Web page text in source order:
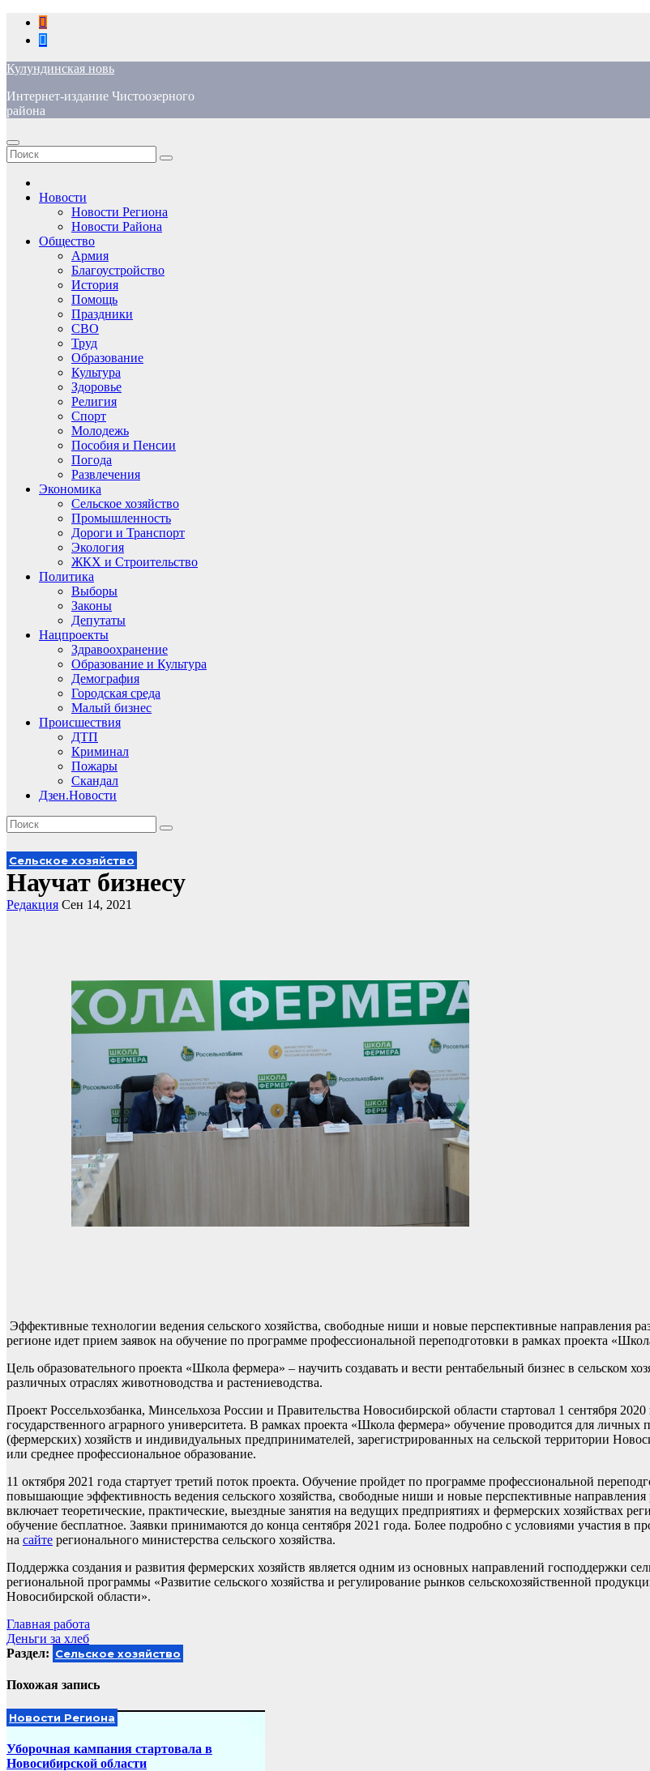
Перейти
содержимому
Кулундинская новь
Интернет-издание Чистоозерного
района
Новости
Новости Региона
Новости Района
Общество
Армия
Благоустройство
История
Помощь
Праздники
СВО
Труд
Образование
Культура
Здоровье
Религия
Спорт
Молодежь
Пособия и Пенсии
Погода
Развлечения
Экономика
Сельское хозяйство
Промышленность
Дороги и Транспорт
Экология
ЖКХ и Строительство
Политика
Выборы
Законы
Депутаты
Нацпроекты
Здравоохранение
Образование и Культура
Демография
Городская среда
Малый бизнес
Происшествия
ДТП
Криминал
Пожары
Скандал
Дзен.Новости
Сельское хозяйство
Научат бизнесу
Редакция Сен 14, 2021
Эффективные технологии ведения сельского хозяйства, свободные ниши и новые перспективные направления
регионе идет прием заявок на обучение по программе профессиональной переподготовки в рамках проекта
Цель образовательного проекта «Школа фермера» – научить создавать и вести рентабельный бизнес в сельском
различных отраслях животноводства и растениеводства.
Проект Россельхозбанка, Минсельхоза России и Правительства Новосибирской области стартовал 1 сентября
государственного аграрного университета. В рамках проекта «Школа фермера» обучение проводится для личных
(фермерских) хозяйств и индивидуальных предпринимателей, зарегистрированных на сельской территории
или среднее профессиональное образование.
11 октября 2021 года стартует третий поток проекта. Обучение пройдет по программе профессиональной
повышающие эффективность ведения сельского хозяйства, свободные ниши и новые перспективные
включает теоретические, практические, выездные занятия на ведущих предприятиях и фермерских хозяйствах
обучение бесплатное. Заявки принимаются до конца сентября 2021 года. Более подробно с условиями участия в
на сайте регионального министерства сельского хозяйства.
Поддержка создания и развития фермерских хозяйств является одним из основных направлений господдержки
региональной программы «Развитие сельского хозяйства и регулирование рынков сельскохозяйственной
Новосибирской области».
Навигация
по
Главная работа
Деньги за хлеб
Раздел: Сельское хозяйство
Похожая запись
Новости Региона
Уборочная кампания стартовала в
Новосибирской области